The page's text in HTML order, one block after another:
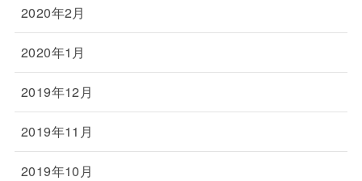
2020年2月
2020年1月
2019年12月
2019年11月
2019年10月